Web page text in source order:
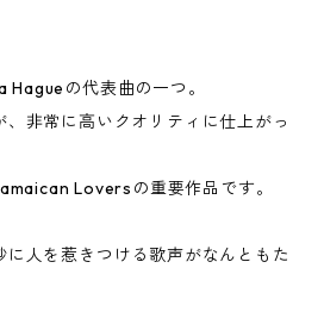
の代表曲の一つ。
、非常に高いクオリティに仕上がっ
Loversの重要作品です。
人を惹きつける歌声がなんともた